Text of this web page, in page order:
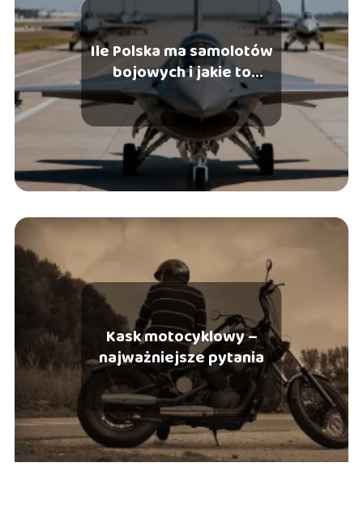
Ile Polska ma samolotów
bojowych i jakie to
maszyny?
Kask motocyklowy –
najważniejsze pytania